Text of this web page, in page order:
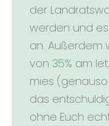
der
werden und
an. Außerdem
von 35% am
mies
das
ohne Euch